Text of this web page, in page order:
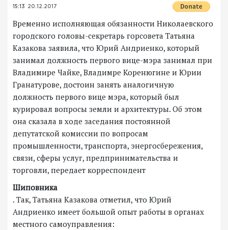
15:13 20.12.2017
Временно исполняющая обязанности Николаевского
городского головы-секретарь горсовета Татьяна
Казакова заявила, что Юрий Андриенко, который
занимал должность первого вице-мэра занимал при
Владимире Чайке, Владимре Коренюгине и Юрии
Гранатурове, достоин занять аналогичную
должность первого вице мэра, который был
курировал вопросы земли и архитектуры. Об этом
она сказала в ходе заседания постоянной
депутатской комиссии по вопросам
промышленности, транспорта, энергосбережения,
связи, сферы услуг, предпринимательства и
торговли, передает корреспондент
Шиповника
. Так, Татьяна Казакова отметил, что Юрий
Андриенко имеет большой опыт работы в органах
местного самоуправления: